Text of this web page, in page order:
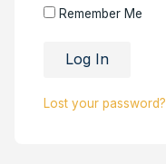
Remember Me
Log In
Lost your password?